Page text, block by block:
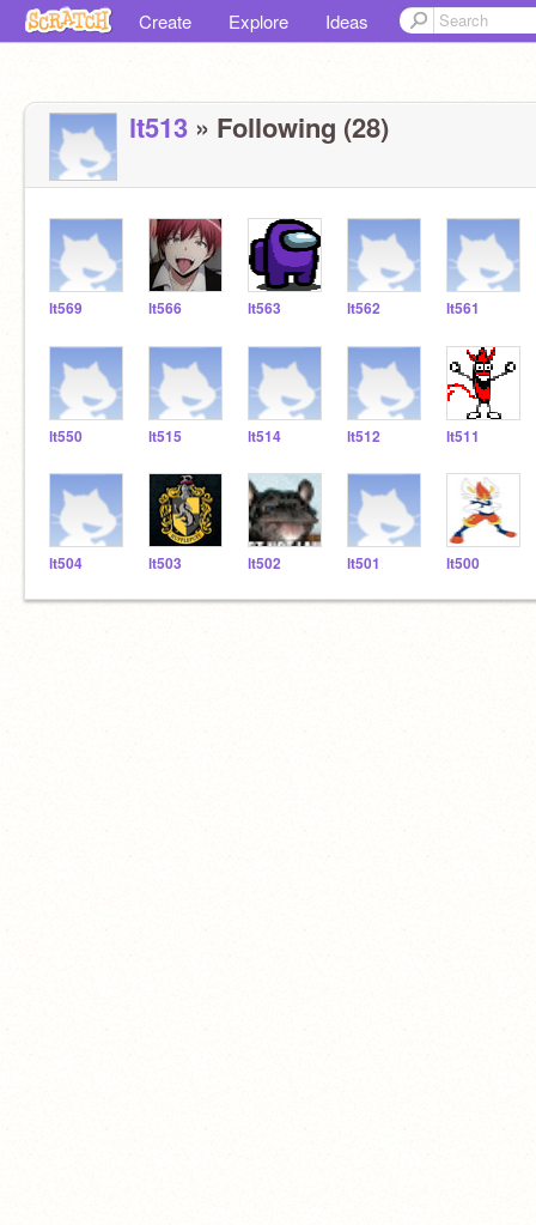
Create Explore Ideas
lt513 » Following (28)
lt569 lt566 lt563 lt562 lt561
lt550 lt515 lt514 lt512 lt511
lt504 lt503 lt502 lt501 lt500